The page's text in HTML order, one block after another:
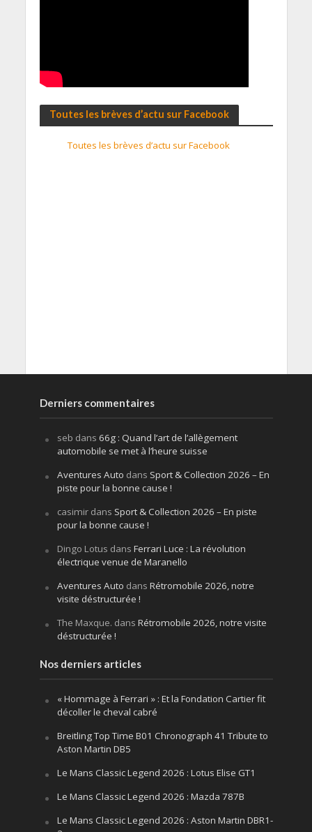
Toutes les brèves d’actu sur Facebook
Toutes les brèves d’actu sur Facebook
Derniers commentaires
seb dans 66g : Quand l’art de l’allègement
automobile se met à l’heure suisse
Aventures Auto dans Sport & Collection 2026 – En
piste pour la bonne cause !
casimirdans Sport & Collection 2026 – En piste
pour la bonne cause !
Dingo Lotus dans Ferrari Luce : La révolution
électrique venue de Maranello
Aventures Auto dans Rétromobile 2026, notre
visite déstructurée !
The Maxque. dans Rétromobile 2026, notre visite
déstructurée !
Nos derniers articles
« Hommage à Ferrari » : Et la Fondation Cartier fit
décoller le cheval cabré
Breitling Top Time B01 Chronograph 41 Tribute to
Aston Martin DB5
Le Mans Classic Legend 2026 : Lotus Elise GT1
Le Mans Classic Legend 2026 : Mazda 787B
Le Mans Classic Legend 2026 : Aston Martin DBR1-